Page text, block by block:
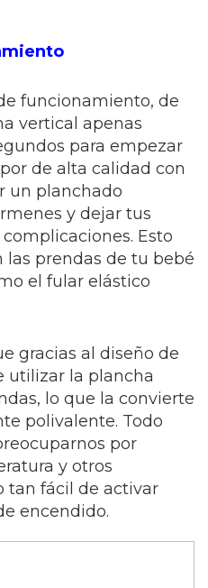
funcionamiento, de
vertical apenas
para empezar
de alta calidad con
un planchado
y dejar tus
Esto
las prendas de tu bebé
el fular elástico
gracias al diseño de
utilizar la plancha
lo que la convierte
polivalente. Todo
por
y otros
tan fácil de activar
encendido.